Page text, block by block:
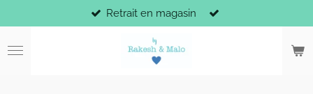
au
contenu
Retrait en magasin